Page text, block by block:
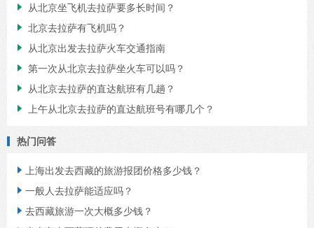
 从北京坐飞机去拉萨要多长时间？
 北京去拉萨有飞机吗？
 从北京出发去拉萨火车交通指南
 第一次从北京去拉萨坐火车可以吗？
 从北京去拉萨的直达航班有几趟？
 上午从北京去拉萨的直达航班号有哪几个？
热门问答
 上海出发去西藏的旅游报团价格多少钱？
 一般人去拉萨能适应吗？
 去西藏旅游一次大概多少钱？